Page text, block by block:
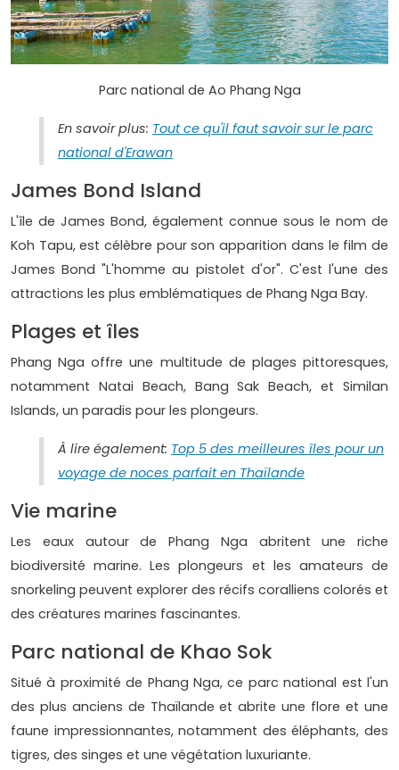
Parc national de Ao Phang Nga
En savoir plus: Tout ce qu'il faut savoir sur le parc
national d'Erawan
James Bond Island
L'île de James Bond, également connue sous le nom de
Koh Tapu, est célèbre pour son apparition dans le film de
James Bond "L'homme au pistolet d'or". C'est l'une des
attractions les plus emblématiques de Phang Nga Bay.
Plages et îles
Phang Nga offre une multitude de plages pittoresques,
notamment Natai Beach, Bang Sak Beach, et Similan
Islands, un paradis pour les plongeurs.
À lire également: Top 5 des meilleures îles pour un
voyage de noces parfait en Thaïlande
Vie marine
Les eaux autour de Phang Nga abritent une riche
biodiversité marine. Les plongeurs et les amateurs de
snorkeling peuvent explorer des récifs coralliens colorés et
des créatures marines fascinantes.
Parc national de Khao Sok
Situé à proximité de Phang Nga, ce parc national est l'un
des plus anciens de Thaïlande et abrite une flore et une
faune impressionnantes, notamment des éléphants, des
tigres, des singes et une végétation luxuriante.